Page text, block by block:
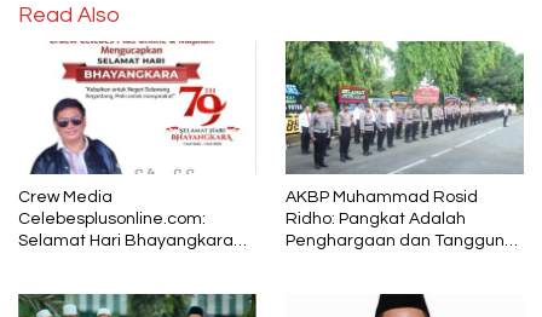
Read Also
Crew Media
Celebesplusonline.com:
Selamat Hari Bhayangkara
dalam Sunyi dan Terang
AKBP Muhammad Rosid
Ridho: Pangkat Adalah
Penghargaan dan Tanggung